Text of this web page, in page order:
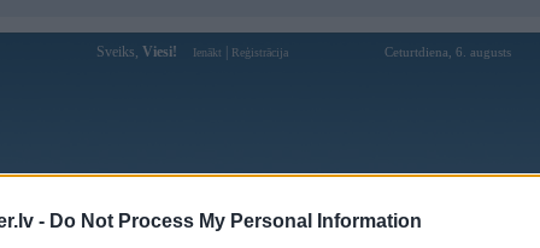
- Do Not Process My Personal Information
Sveiks, Viesi! Ienākt Reģistrācija Ceturtdiena, 6. augusts
Forums Galerijas Reģistrācija Lietotāji